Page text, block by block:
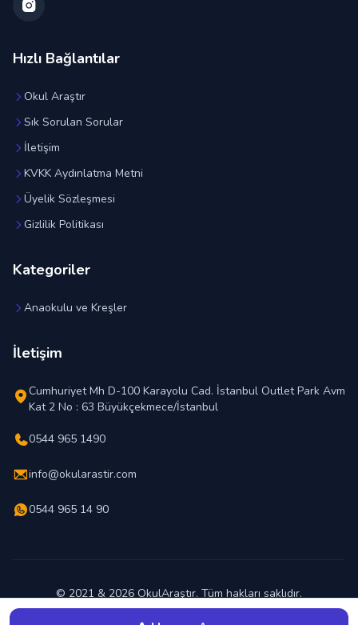
Hızlı Bağlantılar
Okul Araştır
Sık Sorulan Sorular
İletişim
KVKK Aydınlatma Metni
Üyelik Sözleşmesi
Gizlilik Politikası
Kategoriler
Anaokulu ve Kreşler
İletişim
Cumhuriyet Mh D-100 Karayolu Cad. İstanbul Outlet Park Avm
Kat 2 No : 63 Büyükçekmece/İstanbul
0544 965 1490
info@okularastir.com
0544 965 14 90
© 2021 & 2026 OkulAraştır. Tüm hakları saklıdır.